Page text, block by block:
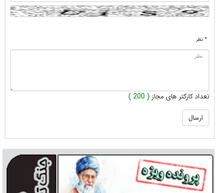
* نظر
تعداد کارکتر های مجاز ( 200 )